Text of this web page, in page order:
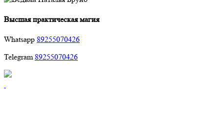
Высшая практическая магия
Whatsapp 89255070426
Telegram 89255070426